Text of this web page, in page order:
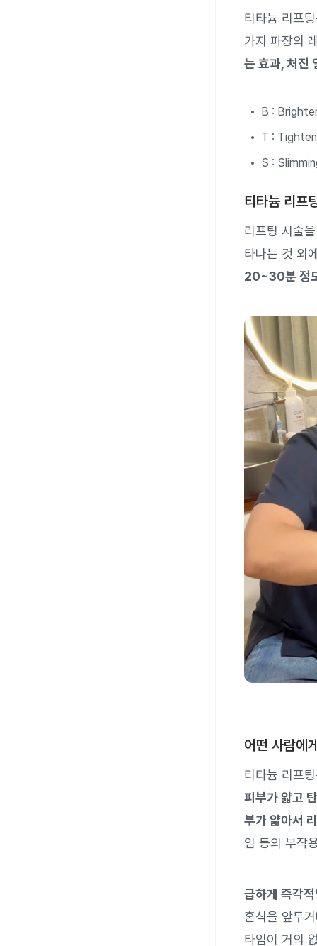
티타늄 리프
가지 파장의
는 효과, 처진
B :
T :
S :
티타늄 리프
리프팅 시술
타나는 것 외
20~30분 정
어떤 사람에
티타늄 리프
피부가 얇고
부가 얇아서
임 등의 부작
급하게 즉각
혼식을 앞두
타임이 거의